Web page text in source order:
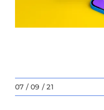
07 / 09 / 21